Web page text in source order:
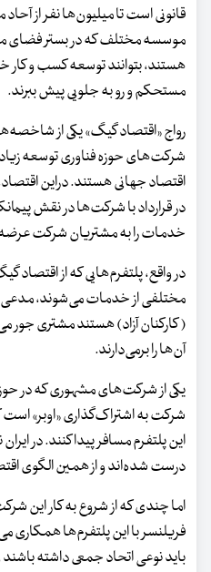
قانونی است تا میلیون‌ها نفر از
موسسه مختلف که در بستر فضای
هستند، بتوانند توسعه کسب و کار
مستحکم و رو به جلویی پیش ببرند.
رواج «اقتصاد گیگ» یکی از
شرکت‌های حوزه فناوری توسعه
اقتصاد جهانی‌ هستند. دراین
در قرارداد با شرکت‌ها در نقش
خدمات را به مشتریان شرکت
در واقع، پلتفرم‌هایی که از
مختلفی از خدمات می‌شوند، مدعی‌
( کارکنان آزاد) هستند مشتری جور
آن‌ها را برمی‌دارند.
یکی از شرکت‌های مشهوری که در
شرکت به اشتراک‌گذاری «اوبر» است
این پلتفرم مسافر پیدا کنند. در
درست شده‌اند و از همین الگوی
اما چندی که از شروع به کار این
فریلنسر با این پلتفرم‌ها همکاری
باید نوعی اتحاد جمعی داشته